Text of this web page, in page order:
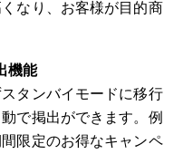
なり、お客様が目的商
機能
タンバイモードに移行
で掲出ができます。例
限定のお得なキャンペ